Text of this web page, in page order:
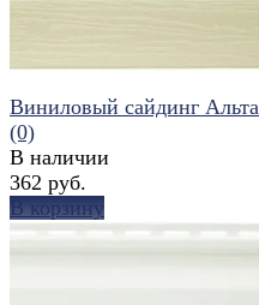
Виниловый сайдинг
(0)
В наличии
362 руб.
В корзину